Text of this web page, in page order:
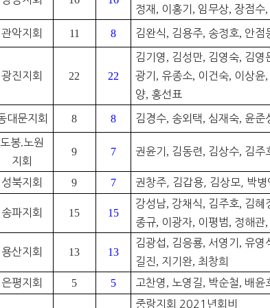
정재 , 이홍기 , 임무상, 장점수,
관악지회 11 8 김완식, 김용주, 송정호, 안점
광진지회 22 22
김기영 , 김성만, 김영숙, 김영
광기 , 유종소, 이건숙, 이상윤,
양, 홍선표
대문지회 8 8 김경수, 송외택, 심재숙, 윤준
도봉. 노원
지회
9 7 권윤기 , 김동련, 김상수, 김주
성북지회 9 7 권창주, 김갑용, 김상모, 박
송파지회 15 15
강성남, 강채식, 김주호, 김혜
종규, 이광자, 이평범, 정해관,
용산지회 13 13
김광섭, 김응룡, 서영기 , 유영
길진, 지기완, 최창희
은평지회 5 5 고찬영 , 노영길, 박순철, 배윤
중랑지회 2021년회비